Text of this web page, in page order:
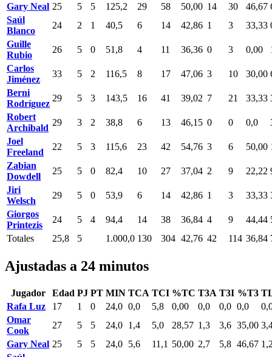
Gary Neal 25 5 5 125,2 29 58 50,00 14 30 46,67
Saúl
Blanco
24 2 1 40,5 6 14 42,86 1 3 33,33
Guille
Rubio
26 5 0 51,8 4 11 36,36 0 3 0,00
Carlos
Jiménez
33 5 2 116,5 8 17 47,06 3 10 30,00
Berni
Rodríguez
29 5 3 143,5 16 41 39,02 7 21 33,33
Robert
Archibald
29 3 2 38,8 6 13 46,15 0 0 0,0
Joel
Freeland
22 5 3 115,6 23 42 54,76 3 6 50,00
Zabian
Dowdell
25 5 0 82,4 10 27 37,04 2 9 22,22
Jiri
Welsch
29 5 0 53,9 6 14 42,86 1 3 33,33
Giorgos
Printezis
24 5 4 94,4 14 38 36,84 4 9 44,44
Totales
25,8 5 1.000,0 130 304 42,76 42 114 36,84
Ajustadas a 24 minutos
Jugador Edad PJ PT MIN TCA TCI %TC T3A T3I %T3
Rafa Luz
17 1 0 24,0 0,0 5,8 0,00 0,0 0,0 0,0
Omar
Cook
27 5 5 24,0 1,4 5,0 28,57 1,3 3,6 35,00
Gary Neal 25 5 5 24,0 5,6 11,1 50,00 2,7 5,8 46,67